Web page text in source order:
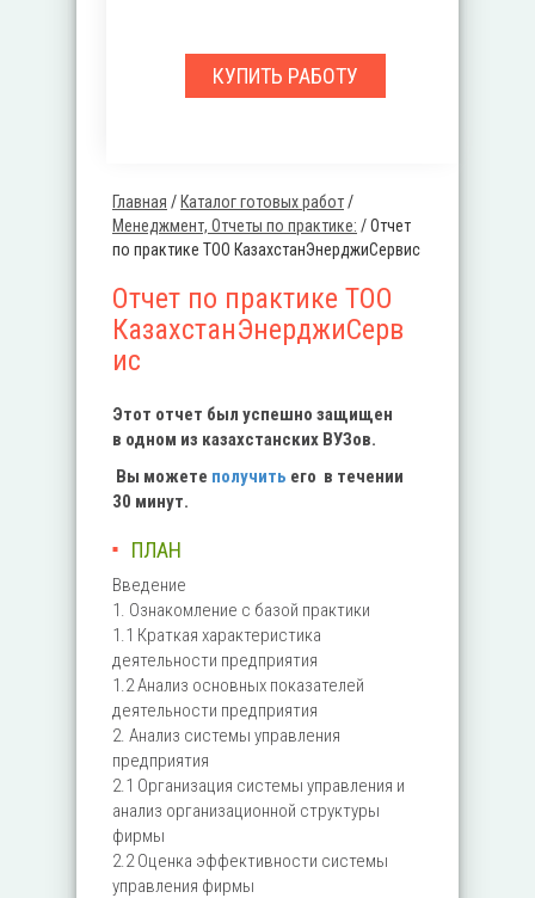
Вы здесь
Главная / Каталог готовых работ/
Менеджмент, Отчеты по практике: /Отчет
по практике ТОО КазахстанЭнерджиСервис
Отчет по практике ТОО
КазахстанЭнерджиСерв
ис
Этот отчет был успешно защищен
в одном из казахстанских ВУЗов.
Вы можете получить его в течении
30 минут.
ПЛАН
Введение
1. Ознакомление с базой практики
1.1 Краткая характеристика
деятельности предприятия
1.2 Анализ основных показателей
деятельности предприятия
2. Анализ системы управления
предприятия
2.1 Организация системы управления и
анализ организационной структуры
фирмы
2.2 Оценка эффективности системы
управления фирмы
КУПИТЬ РАБОТУ